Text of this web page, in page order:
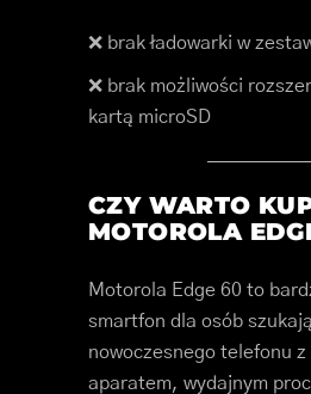
❌ brak ładowarki w
❌ brak możliwości
kartą microSD
CZY WARTO
MOTOROLA
Motorola Edge 60 to
smartfon dla osób
nowoczesnego telefonu z
aparatem, wydajnym